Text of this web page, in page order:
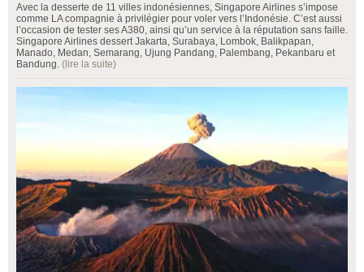
Avec la desserte de 11 villes indonésiennes, Singapore Airlines s’impose
comme LA compagnie à privilégier pour voler vers l’Indonésie. C’est aussi
l’occasion de tester ses A380, ainsi qu’un service à la réputation sans faille.
Singapore Airlines dessert Jakarta, Surabaya, Lombok, Balikpapan,
Manado, Medan, Semarang, Ujung Pandang, Palembang, Pekanbaru et
Bandung. (lire la suite)